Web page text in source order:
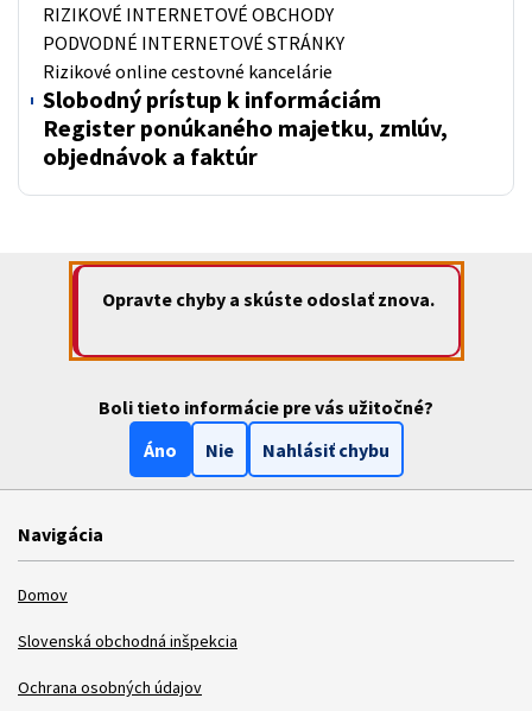
RIZIKOVÉ INTERNETOVÉ OBCHODY
PODVODNÉ INTERNETOVÉ STRÁNKY
Rizikové online cestovné kancelárie
Slobodný prístup k informáciám
Register ponúkaného majetku, zmlúv,
objednávok a faktúr
Opravte chyby a skúste odoslať znova.
Boli tieto informácie pre vás užitočné?
Áno
Nie Nahlásiť chybu
Navigácia
Domov
Slovenská obchodná inšpekcia
Ochrana osobných údajov